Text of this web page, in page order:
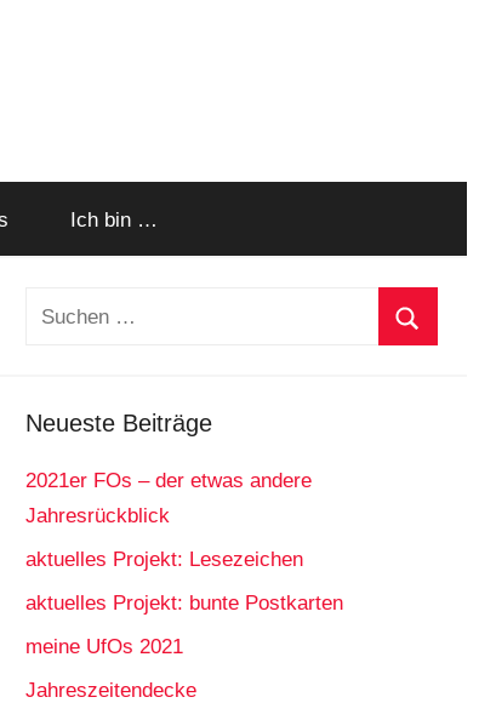
Ich bin …
Suchen
Neueste Beiträge
2021er FOs – der etwas andere
Jahresrückblick
aktuelles Projekt: Lesezeichen
aktuelles Projekt: bunte Postkarten
meine UfOs 2021
Jahreszeitendecke